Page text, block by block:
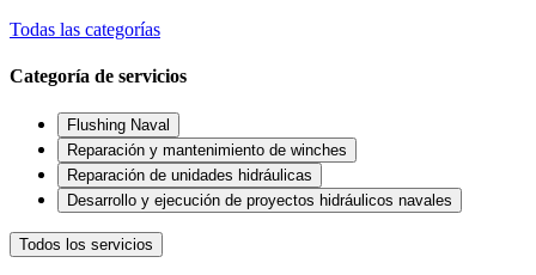
Todas las categorías
Categoría de servicios
Flushing Naval
Reparación y mantenimiento de winches
Reparación de unidades hidráulicas
Desarrollo y ejecución de proyectos hidráulicos navales
Todos los servicios